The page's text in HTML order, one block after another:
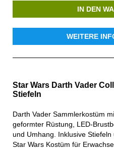
IN DEN
WEITERE
Star Wars Darth Vader
Stiefeln
Darth Vader Sammlerkostüm
geformter Rüstung, LED-
und Umhang. Inklusive
Star Wars Kostüm für